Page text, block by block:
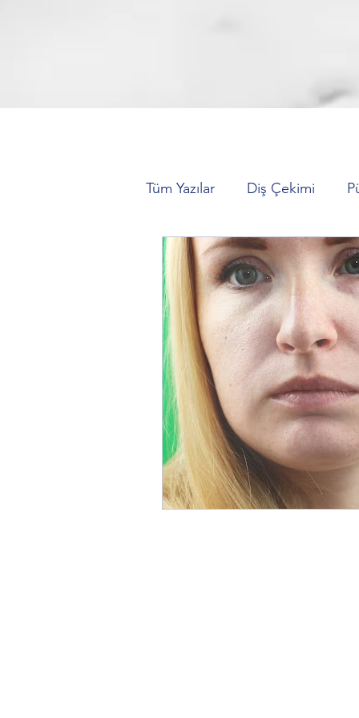
Tüm Yazılar Diş Çekimi
Hareketli Protez (Takma
Zirkonyum Kaplama Diş
20’lik Dişler Gülüş
Takma Dişler-Hareketli
Ağız Kokusu Nedenleri ve